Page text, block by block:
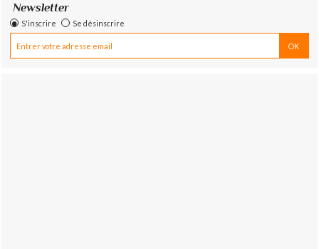
Newsletter
S'inscrire Se désinscrire